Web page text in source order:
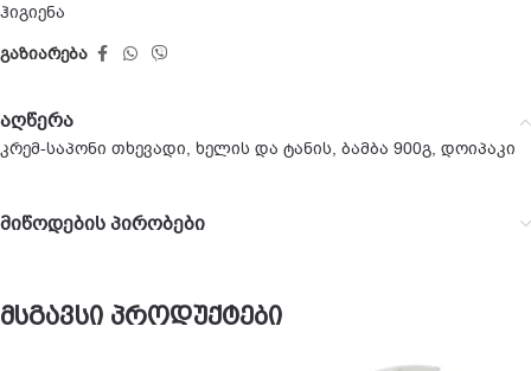
ჰიგიენა
გაზიარება
აღწერა
კრემ-საპონი თხევადი, ხელის და ტანის, ბამბა 900გ, დოიპაკი
მიწოდების პირობები
მსგავსი პროდუქტები